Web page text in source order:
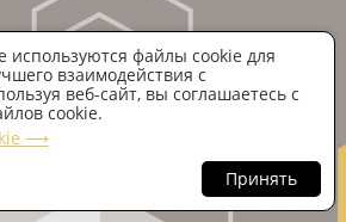
используются файлы cookie для
взаимодействия с
веб-сайт, вы соглашаетесь с
cookie.
⟶
Принять